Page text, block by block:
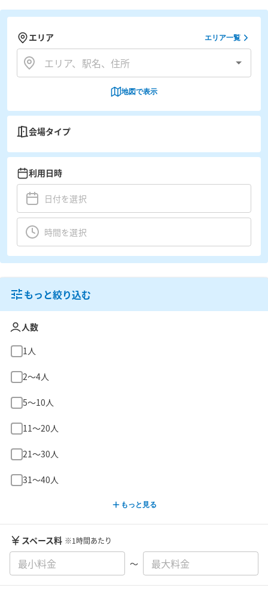
エリア エリア一覧
地図で表示
会場タイプ
利用日時
もっと絞り込む
人数
1人
2〜4人
5〜10人
11〜20人
21〜30人
31〜40人
もっと見る
スペース料 ※1時間あたり
〜